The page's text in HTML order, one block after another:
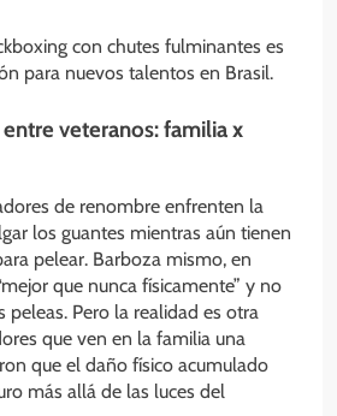
con chutes fulminantes es
para nuevos talentos en Brasil.
veteranos: familia x
de renombre enfrenten la
los guantes mientras aún tienen
pelear. Barboza mismo, en
que nunca físicamente” y no
peleas. Pero la realidad es otra
que ven en la familia una
que el daño físico acumulado
más allá de las luces del